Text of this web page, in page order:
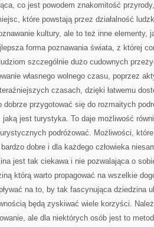
co jest powodem znakomitość
które powstają przez działalność
kultury, ale to też inne elementy,
forma poznawania świata, z której
szczególnie dużo cudownych
własnego wolnego czasu, poprzez
czasach, dzięki łatwemu
dobrze przygotować się do rozmaitych
jaką jest turystyka. To daje możliwość
podróżować. Możliwości,
dobre i dla każdego człowieka
jest tak ciekawa i nie pozwalająca o
którą warto propagować na wszelkie
na to, by tak fascynująca dziedzina
będą zyskiwać wiele korzyści.
ale dla niektórych osób jest to